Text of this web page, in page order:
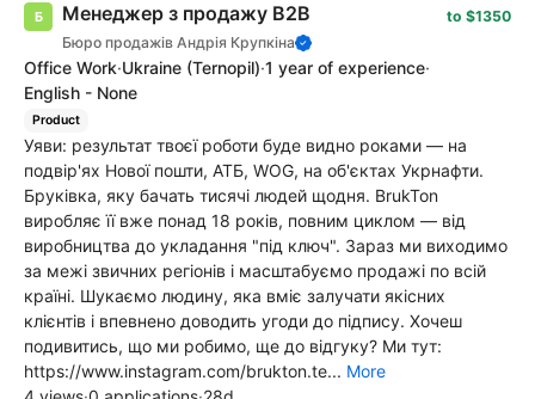
Менеджер з продажу B2B
Бюро продажів Андрія Крупкіна
to $1350
Office Work·Ukraine (Ternopil)·1 year of experience·
English - None
Product
Уяви: результат твоєї роботи буде видно роками — на
подвір'ях Нової пошти, АТБ, WOG, на об'єктах Укрнафти.
Бруківка, яку бачать тисячі людей щодня. BrukTon
виробляє її вже понад 18 років, повним циклом — від
виробництва до укладання "під ключ". Зараз ми виходимо
за межі звичних регіонів і масштабуємо продажі по всій
країні. Шукаємо людину, яка вміє залучати якісних
клієнтів і впевнено доводить угоди до підпису. Хочеш
подивитись, що ми робимо, ще до відгуку? Ми тут:
https://www.instagram.com/brukton.te... More